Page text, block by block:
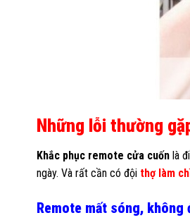
Những lỗi thường
Khắc phục remote cửa cuốn là
ngày. Và rất cần có đội thợ làm
Remote mất sóng,